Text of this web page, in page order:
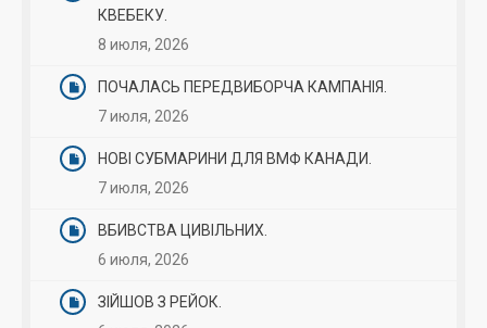
КВЕБЕКУ.
8 июля, 2026
ПОЧАЛАСЬ ПЕРЕДВИБОРЧА КАМПАНІЯ.
7 июля, 2026
НОВІ СУБМАРИНИ ДЛЯ ВМФ КАНАДИ.
7 июля, 2026
ВБИВСТВА ЦИВІЛЬНИХ.
6 июля, 2026
ЗІЙШОВ З РЕЙОК.